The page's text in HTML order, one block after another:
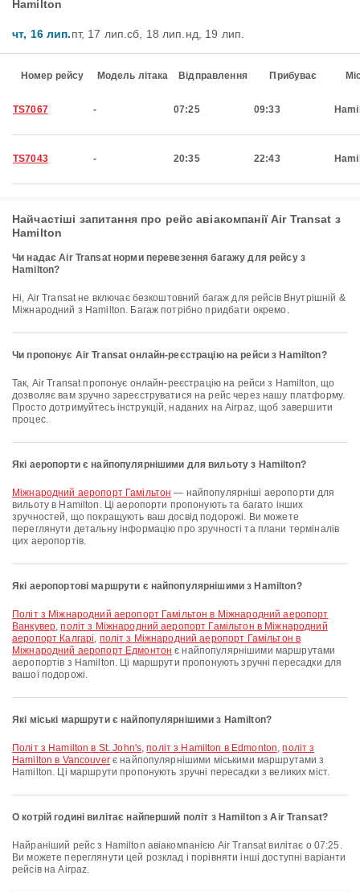
Hamilton
чт, 16 лип.пт, 17 лип.сб, 18 лип. нд, 19 лип.
Номер рейсу Модель літака Відправлення Прибуває
TS7067 - 07:25 09:33
TS7043 - 20:35 22:43
Найчастіші запитання про рейс авіакомпанії Air Transat з
Hamilton
Чи надає Air Transat норми перевезення багажу для рейсу з
Hamilton?
Ні, Air Transat не включає безкоштовний багаж для рейсів Внутрішній &
Міжнародний з Hamilton. Багаж потрібно придбати окремо.
Чи пропонує Air Transat онлайн-реєстрацію на рейси з Hamilton?
Так, Air Transat пропонує онлайн-реєстрацію на рейси з Hamilton, що
дозволяє вам зручно зареєструватися на рейс через нашу платформу.
Просто дотримуйтесь інструкцій, наданих на Airpaz, щоб завершити
процес.
Які аеропорти є найпопулярнішими для вильоту з Hamilton?
Міжнародний аеропорт Гамільтон — найпопулярніші аеропорти для
вильоту в Hamilton. Ці аеропорти пропонують та багато інших
зручностей, що покращують ваш досвід подорожі. Ви можете
переглянути детальну інформацію про зручності та плани терміналів
цих аеропортів.
Які аеропортові маршрути є найпопулярнішими з Hamilton?
політ з Міжнародний аеропорт Гамільтон в Міжнародний аеропорт
Ванкувер,політ з Міжнародний аеропорт Гамільтон в Міжнародний
аеропорт Калгарі, політ з Міжнародний аеропорт Гамільтон в
Міжнародний аеропорт Едмонтон є найпопулярнішими маршрутами
аеропортів з Hamilton. Ці маршрути пропонують зручні пересадки для
вашої подорожі.
Які міські маршрути є найпопулярнішими з Hamilton?
політ з Hamilton в St. John's,політ з Hamilton в Edmonton,політ з
Hamilton в Vancouverє найпопулярнішими міськими маршрутами з
Hamilton. Ці маршрути пропонують зручні пересадки з великих міст.
О котрій годині вилітає найперший політ з Hamilton з Air Transat?
Найраніший рейс з Hamilton авіакомпанією Air Transat вилітає о 07:25.
Ви можете переглянути цей розклад і порівняти інші доступні варіанти
рейсів на Airpaz.